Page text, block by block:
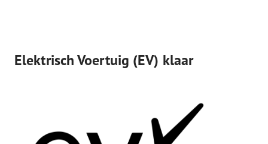
Elektrisch Voertuig (EV) klaar